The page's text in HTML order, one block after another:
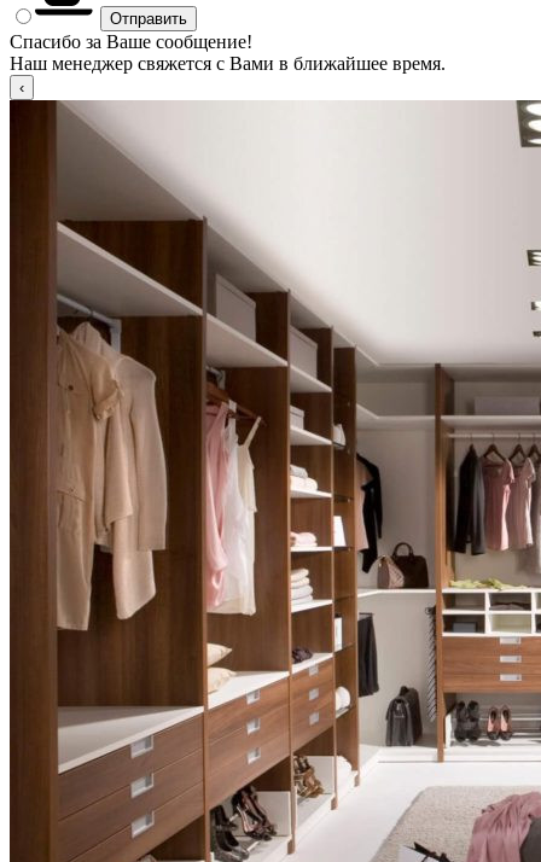
Спасибо за Ваше сообщение!
Наш менеджер свяжется с Вами в ближайшее время.